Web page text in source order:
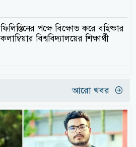
ফিলিস্তিনের পক্ষে বিক্ষোভ করে বহিষ্কার
কলাম্বিয়ার বিশ্ববিদ্যালয়ের শিক্ষার্থী
আরো খবর